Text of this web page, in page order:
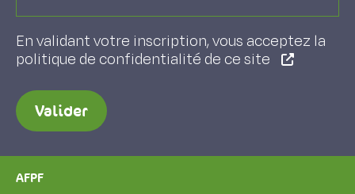
En validant votre inscription, vous acceptez la
politique de confidentialité de ce site
Valider
AFPF